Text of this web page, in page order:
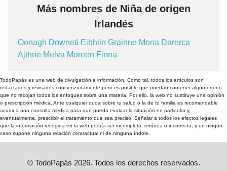
Más nombres de Niña de origen
Irlandés
Oonagh Downeti Eibhlin Grainne Mona Darerca
Ajthne Melva Moreen Finna
TodoPapás es una web de divulgación e información. Como tal, todos los artículos son
redactados y revisados concienzudamente pero es posible que puedan contener algún error o
que no recojan todos los enfoques sobre una materia. Por ello, la web no sustituye una opinión
o prescripción médica. Ante cualquier duda sobre tu salud o la de tu familia es recomendable
acudir a una consulta médica para que pueda evaluar la situación en particular y,
eventualmente, prescribir el tratamiento que sea preciso. Señalar a todos los efectos legales
que la información recogida en la web podría ser incompleta, errónea o incorrecta, y en ningún
caso supone ninguna relación contractual ni de ninguna índole.
© TodoPapás 2026. Todos los derechos reservados.